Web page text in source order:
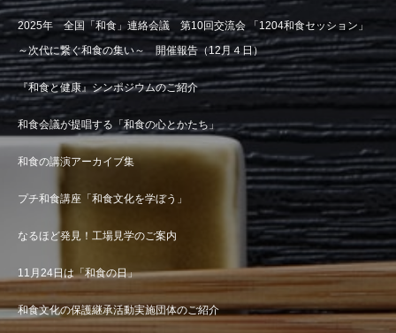
2025年 全国「和食」連絡会議 第10回交流会 「1204和食セッション」
～次代に繋ぐ和食の集い～ 開催報告（12月４日）
『和食と健康』シンポジウムのご紹介
和食会議が提唱する「和食の心とかたち」
和食の講演アーカイブ集
プチ和食講座「和食文化を学ぼう」
なるほど発見！工場見学のご案内
11月24日は「和食の日」
和食文化の保護継承活動実施団体のご紹介